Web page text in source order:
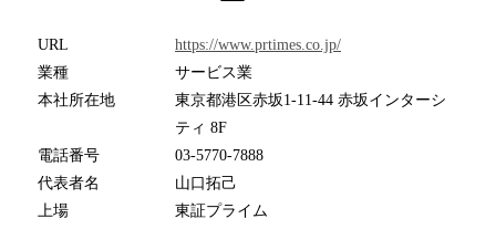
URL
https://www.prtimes.co.jp/
業種
サービス業
本社所在地
東京都港区赤坂1-11-44 赤坂インターシ
ティ 8F
電話番号
03-5770-7888
代表者名
山口拓己
上場
東証プライム